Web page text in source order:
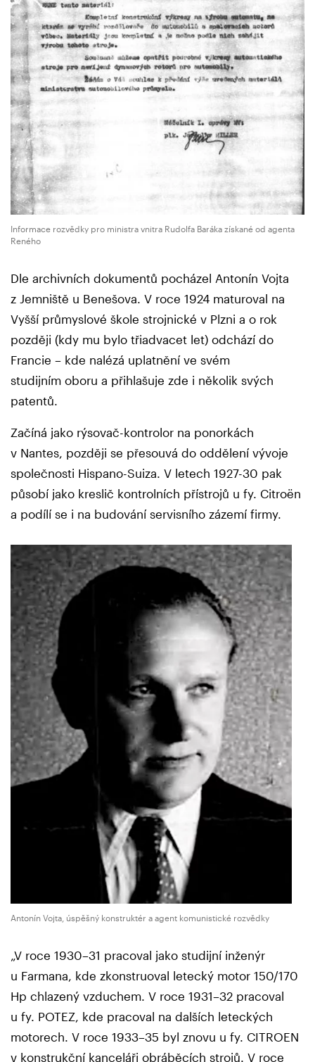
Informace rozvědky pro ministra vnitra Rudolfa Baráka získané od agenta
Reného
Dle archivních dokumentů pocházel Antonín Vojta
z Jemniště u Benešova. V roce 1924 maturoval na
Vyšší průmyslové škole strojnické v Plzni a o rok
později (kdy mu bylo třiadvacet let) odchází do
Francie – kde nalézá uplatnění ve svém
studijním oboru a přihlašuje zde i několik svých
patentů.
Začíná jako rýsovač-kontrolor na ponorkách
v Nantes, později se přesouvá do oddělení vývoje
společnosti Hispano-Suiza. V letech 1927-30 pak
působí jako kreslič kontrolních přístrojů u fy. Citroën
a podílí se i na budování servisního zázemí firmy.
Antonín Vojta, úspěšný konstruktér a agent komunistické rozvědky
„V roce 1930–31 pracoval jako studijní inženýr
u Farmana, kde zkonstruoval letecký motor 150/170
Hp chlazený vzduchem. V roce 1931–32 pracoval
u fy. POTEZ, kde pracoval na dalších leteckých
motorech. V roce 1933–35 byl znovu u fy. CITROEN
v konstrukční kanceláři obráběcích strojů. V roce